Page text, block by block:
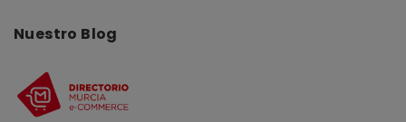
Nuestro Blog